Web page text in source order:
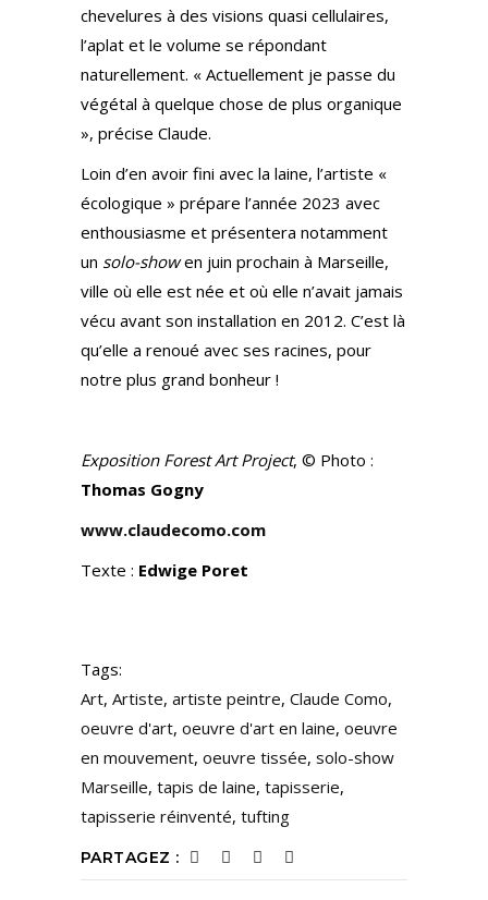
chevelures à des visions quasi cellulaires,
l’aplat et le volume se répondant
naturellement. « Actuellement je passe du
végétal à quelque chose de plus organique
», précise Claude.
Loin d’en avoir fini avec la laine, l’artiste «
écologique » prépare l’année 2023 avec
enthousiasme et présentera notamment
un solo-showen juin prochain à Marseille,
ville où elle est née et où elle n’avait jamais
vécu avant son installation en 2012. C’est là
qu’elle a renoué avec ses racines, pour
notre plus grand bonheur !
Exposition Forest Art Project, © Photo :
Thomas Gogny
www.claudecomo.com
Texte : Edwige Poret
Tags:
Art, Artiste, artiste peintre, Claude Como,
oeuvre d'art, oeuvre d'art en laine, oeuvre
en mouvement, oeuvre tissée, solo-show
Marseille, tapis de laine, tapisserie,
tapisserie réinventé, tufting
PARTAGEZ :